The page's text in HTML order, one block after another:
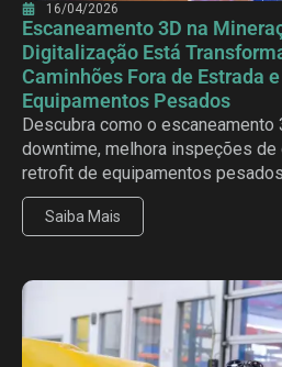
16/04/2026
Escaneamento 3D na
Digitalização Está
Caminhões Fora de Estrada
Equipamentos Pesados
Descubra como o escaneamento
downtime, melhora inspeções de
retrofit de equipamentos
Saiba Mais